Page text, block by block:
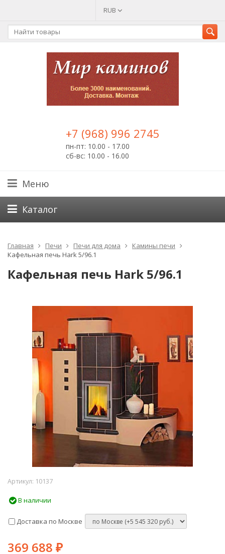
RUB
+7 (968) 996 2745
пн-пт: 10.00 - 17.00
сб-вс: 10.00 - 16.00
Меню
Каталог
Главная Печи Печи для дома
Камины печи
Кафельная печь Hark 5/96.1
Кафельная печь Hark 5/96.1
Артикул: 10137
В наличии
Доставка по Москве
369 688 ₽